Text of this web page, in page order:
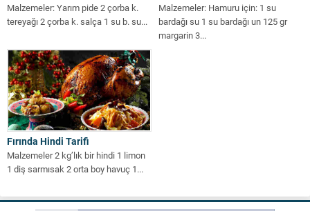
Malzemeler: Yarım pide 2 çorba k.
tereyağı 2 çorba k. salça 1 su b. su...
Malzemeler: Hamuru için: 1 su
bardağı su 1 su bardağı un 125 gr
margarin 3...
Fırında Hindi Tarifi
Malzemeler 2 kg’lık bir hindi 1 limon
1 diş sarmısak 2 orta boy havuç 1...